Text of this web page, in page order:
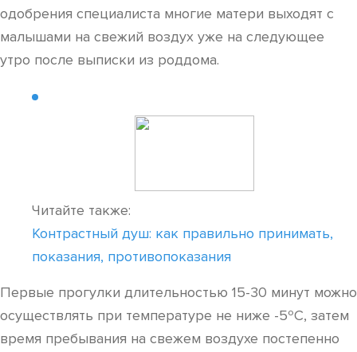
одобрения специалиста многие матери выходят с
малышами на свежий воздух уже на следующее
утро после выписки из роддома.
Читайте также:
Контрастный душ: как правильно принимать,
показания, противопоказания
Первые прогулки длительностью 15-30 минут можно
осуществлять при температуре не ниже -5ºC, затем
время пребывания на свежем воздухе постепенно